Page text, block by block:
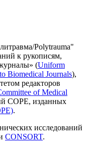
Polytrauma"
к рукописям,
(Uniform
Biomedical Journals),
редакторов
of Medical
COPE, изданных
.
исследований
CONSORT.